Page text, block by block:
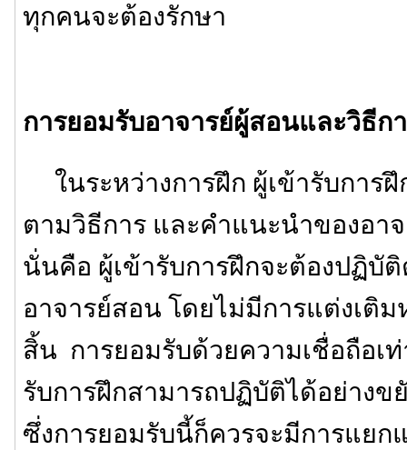
ทุกคนจะต้องรักษา
การยอมรับอาจารย์ผู้สอนและวิธีก
ในระหว่างการฝึก ผู้เข้ารับการ
ตามวิธีการ และคำแนะนำของอา
นั่นคือ ผู้เข้ารับการฝึกจะต้องปฏิบั
อาจารย์สอน โดยไม่มีการแต่งเติ
สิ้น การยอมรับด้วยความเชื่อถือเ
รับการฝึกสามารถปฏิบัติได้อย่าง
ซึ่งการยอมรับนี้ก็ควรจะมีการแยก